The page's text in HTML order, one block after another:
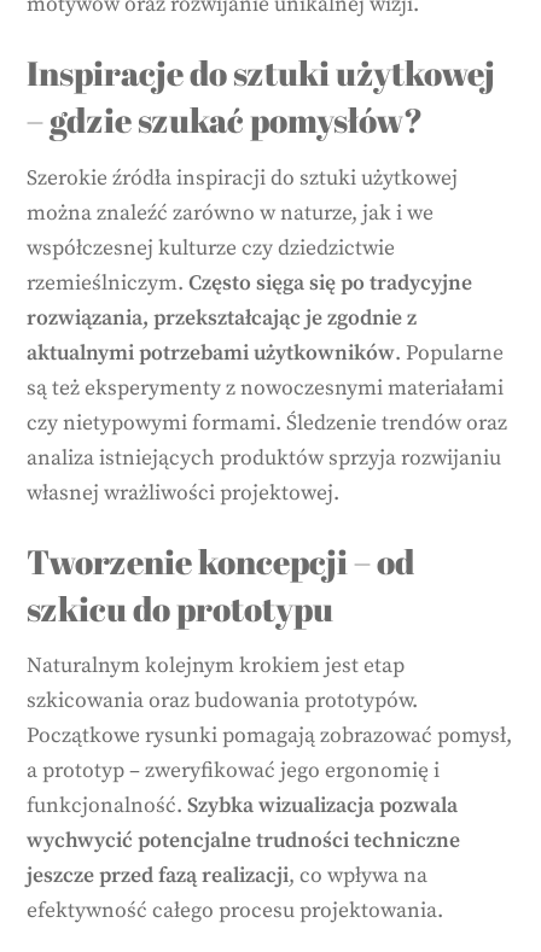
Inspiracje do sztuki użytkowej
– gdzie szukać pomysłów?
Szerokie źródła inspiracji do sztuki użytkowej
można znaleźć zarówno w naturze, jak i we
współczesnej kulturze czy dziedzictwie
rzemieślniczym.Często sięga się po tradycyjne
rozwiązania, przekształcając je zgodnie z
aktualnymi potrzebami użytkowników. Popularne
są też eksperymenty z nowoczesnymi materiałami
czy nietypowymi formami. Śledzenie trendów oraz
analiza istniejących produktów sprzyja rozwijaniu
własnej wrażliwości projektowej.
Tworzenie koncepcji – od
szkicu do prototypu
Naturalnym kolejnym krokiem jest etap
szkicowania oraz budowania prototypów.
Początkowe rysunki pomagają zobrazować pomysł,
a prototyp – zweryfikować jego ergonomię i
funkcjonalność.Szybka wizualizacja pozwala
wychwycić potencjalne trudności techniczne
jeszcze przed fazą realizacji, co wpływa na
efektywność całego procesu projektowania.